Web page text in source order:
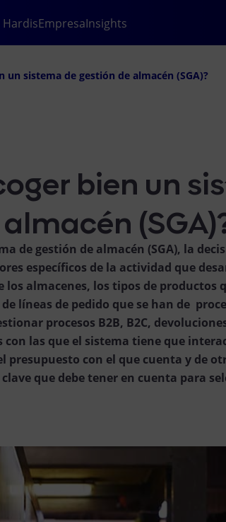
EmpresaInsights
un sistema de gestión de almacén (SGA)?
bien un
de gestión de almacén (SGA), la
específicos de la actividad que
almacenes, los tipos de productos
líneas de pedido que se han de
procesos B2B, B2C,
con las que el sistema tiene que
presupuesto con el que cuenta y de
que debe tener en cuenta para